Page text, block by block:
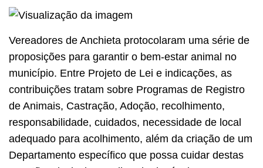
Vereadores de Anchieta protocolaram uma série de
proposições para garantir o bem-estar animal no
município. Entre Projeto de Lei e indicações, as
contribuições tratam sobre Programas de Registro
de Animais, Castração, Adoção, recolhimento,
responsabilidade, cuidados, necessidade de local
adequado para acolhimento, além da criação de um
Departamento específico que possa cuidar destas